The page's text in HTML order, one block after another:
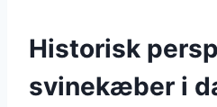
Historisk
svinekæber i